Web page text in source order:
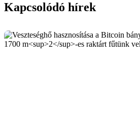
Kapcsolódó hírek